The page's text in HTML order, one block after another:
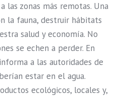
las zonas más remotas. Una
la fauna, destruir hábitats
salud y economía. No
se echen a perder. En
a las autoridades de
estar en el agua.
ecológicos, locales y,